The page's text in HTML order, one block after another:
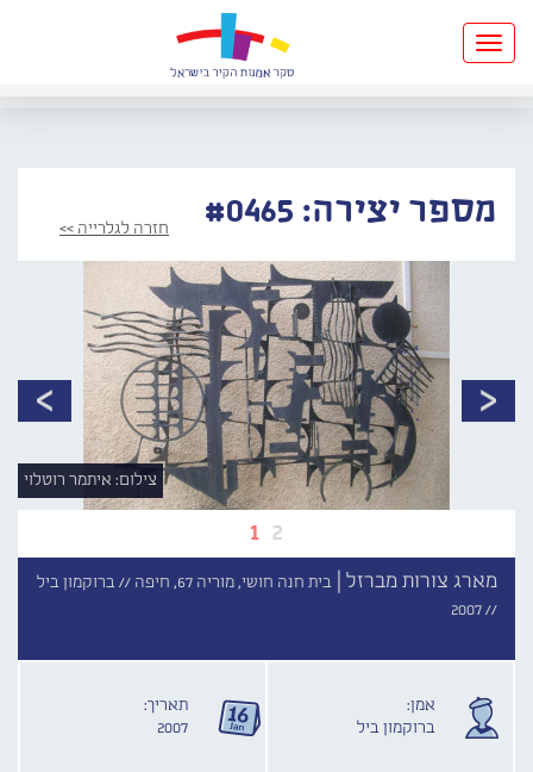
Toggle
navigation
מספר יצירה: #0465 חזרה לגלרייה >>
1 2
צילום: איתמר רוטלוי
מארג צורות מברזל | בית חנה חושי, מוריה 67, חיפה //
ברוקמון ביל
//
2007
אמן:
ברוקמון ביל
תאריך:
2007